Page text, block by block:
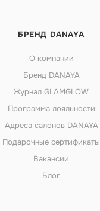
БРЕНД DANAYA
О компании
Бренд DANAYA
Журнал GLAMGLOW
Программа лояльности
Адреса салонов DANAYA
Подарочные сертификаты
Вакансии
Блог